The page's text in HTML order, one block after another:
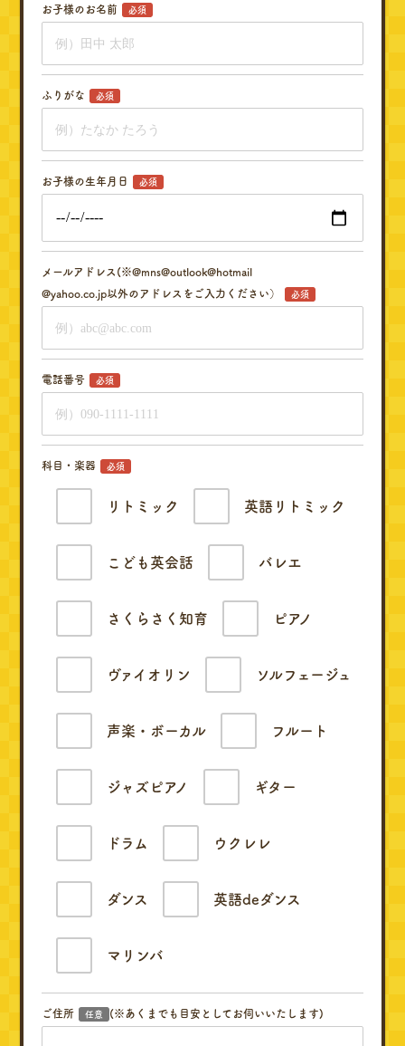
お子様のお名前 必須
ふりがな 必須
お子様の生年月日 必須
メールアドレス(※@mns@outlook@hotmail
@yahoo.co.jp以外のアドレスをご入力ください）
必須
電話番号 必須
科目・楽器 必須
リトミック 英語リトミック
こども英会話 バレエ
さくらさく知育 ピアノ
ヴァイオリン ソルフェージュ
声楽・ボーカル フルート
ジャズピアノ ギター
ドラム ウクレレ
ダンス 英語deダンス
マリンバ
ご住所 任意 (※あくまでも目安としてお伺いいたします)